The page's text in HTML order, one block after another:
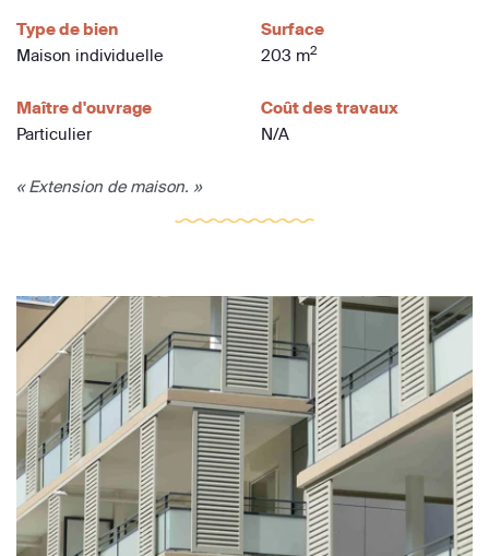
Type de bien
Maison individuelle
Surface
203 m2
Maître d'ouvrage
Particulier
Coût des travaux
N/A
« Extension de maison. »